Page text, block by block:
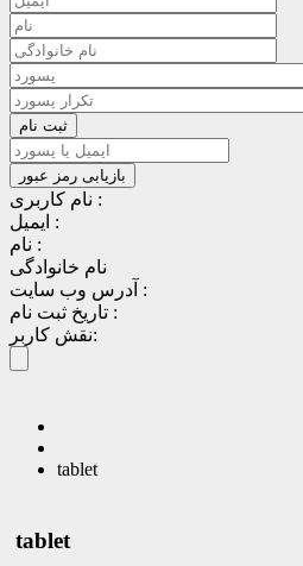
نام کاربری :
ایمیل :
نام :
نام خانوادگی
آدرس وب سایت :
تاریخ ثبت نام :
نقش کاربر:
tablet
tablet